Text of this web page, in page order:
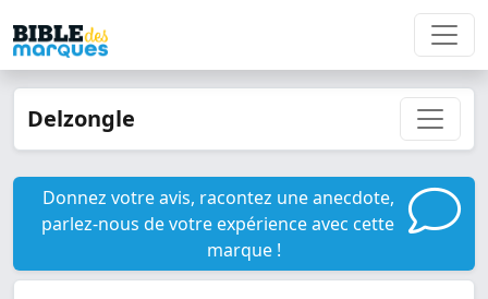
Delzongle
Donnez votre avis, racontez une anecdote,
parlez-nous de votre expérience avec cette
marque !